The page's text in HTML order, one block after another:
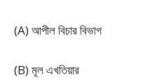
(A) আপীল বিচার বিভাগ
(B) মূল এখতিয়ার